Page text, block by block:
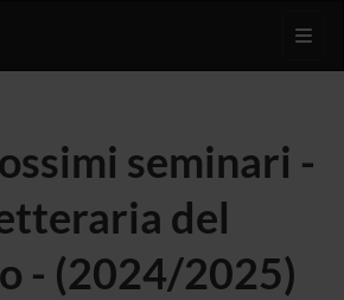
seminari -
del
- (2024/2025)